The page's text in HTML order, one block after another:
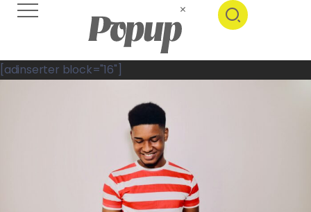
[adinserter block="16"]